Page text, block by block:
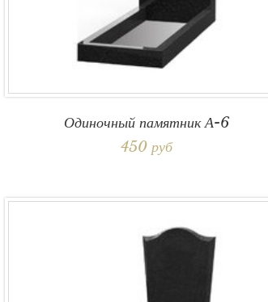
Одиночный памятник А-6
450 руб